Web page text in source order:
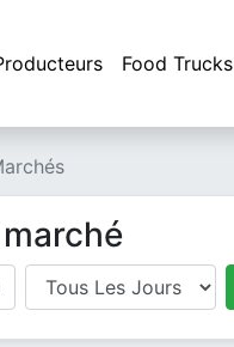
Food Trucks